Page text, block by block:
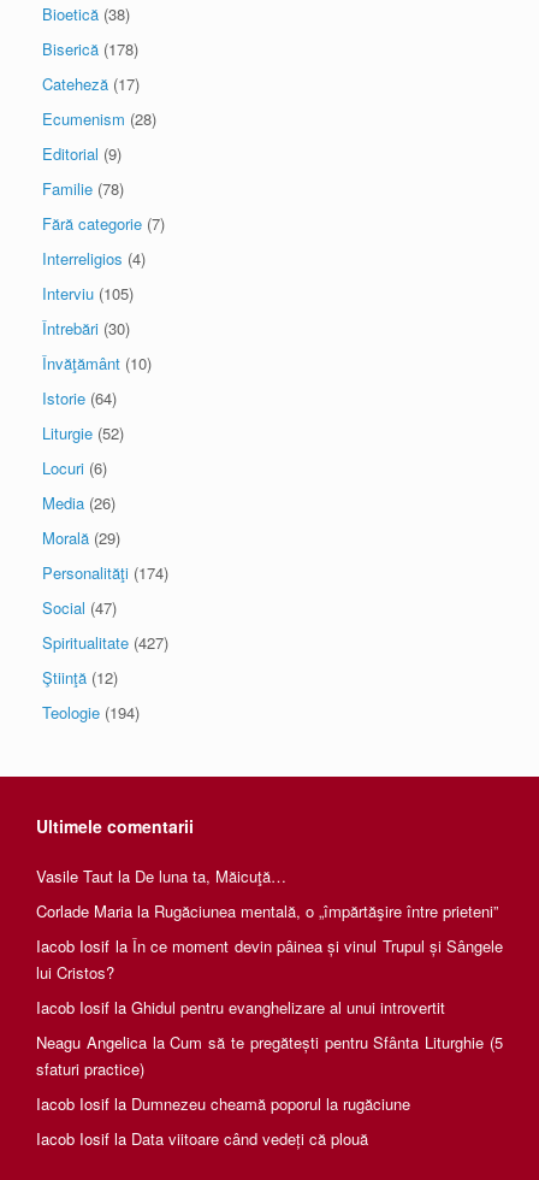
Bioetică (38)
Biserică (178)
Cateheză (17)
Ecumenism (28)
Editorial (9)
Familie (78)
Fără categorie (7)
Interreligios (4)
Interviu (105)
Întrebări (30)
Învăţământ (10)
Istorie (64)
Liturgie (52)
Locuri (6)
Media (26)
Morală (29)
Personalităţi (174)
Social (47)
Spiritualitate (427)
Ştiinţă (12)
Teologie (194)
Ultimele comentarii
Vasile Taut la De luna ta, Măicuţă…
Corlade Maria la Rugăciunea mentală, o „împărtăşire între prieteni”
Iacob Iosif la În ce moment devin pâinea și vinul Trupul și Sângele
lui Cristos?
Iacob Iosif la Ghidul pentru evanghelizare al unui introvertit
Neagu AngelicalaCum să te pregătești pentru Sfânta Liturghie (5
sfaturi practice)
Iacob Iosif la Dumnezeu cheamă poporul la rugăciune
Iacob Iosif la Data viitoare când vedeți că plouă